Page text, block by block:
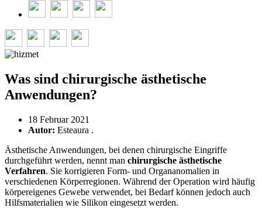
Was sind chirurgische ästhetische
Anwendungen?
18 Februar 2021
Autor: Esteaura .
Ästhetische Anwendungen, bei denen chirurgische Eingriffe
durchgeführt werden, nennt man chirurgische ästhetische
Verfahren. Sie korrigieren Form- und Organanomalien in
verschiedenen Körperregionen. Während der Operation wird häufig
körpereigenes Gewebe verwendet, bei Bedarf können jedoch auch
Hilfsmaterialien wie Silikon eingesetzt werden.